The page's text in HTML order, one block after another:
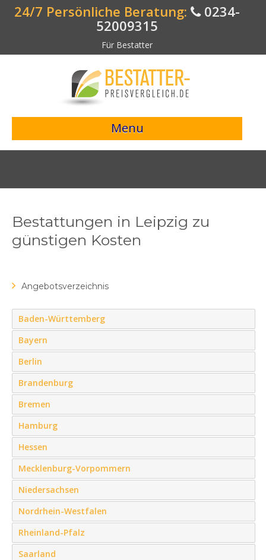
24/7 Persönliche Beratung:
0234-
52009315
Für Bestatter
Menu
> Preisvergleich starten <
Bestattungsvorsorge
Bestattungen in Leipzig zu
günstigen Kosten
Angebotsverzeichnis
Baden-Württemberg
Bayern
Berlin
Brandenburg
Bremen
Hamburg
Hessen
Mecklenburg-Vorpommern
Niedersachsen
Nordrhein-Westfalen
Rheinland-Pfalz
Saarland